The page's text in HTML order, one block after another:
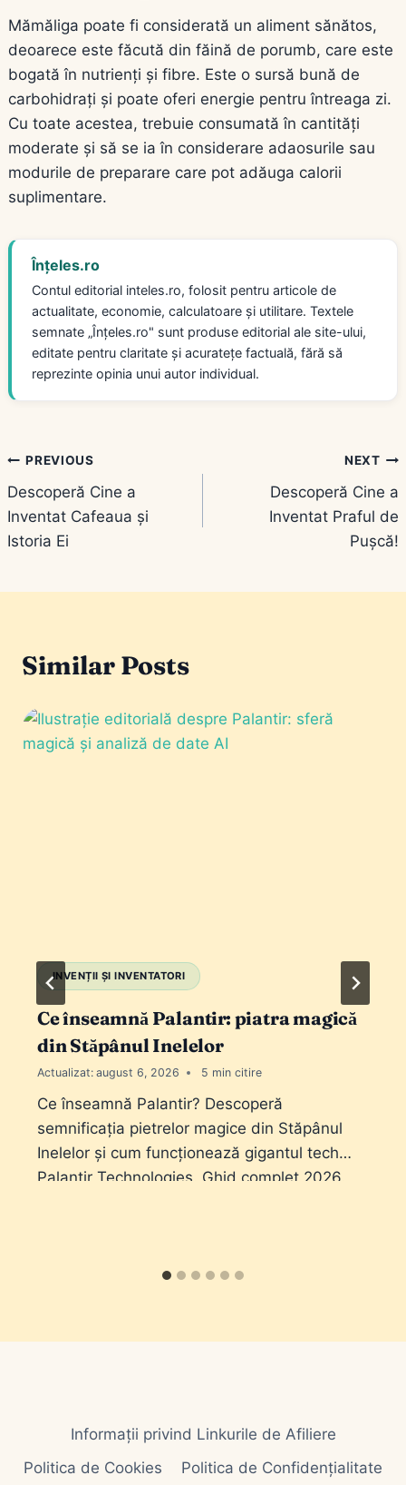
Mămăliga poate fi considerată un aliment sănătos,
deoarece este făcută din făină de porumb, care este
bogată în nutrienți și fibre. Este o sursă bună de
carbohidrați și poate oferi energie pentru întreaga zi.
Cu toate acestea, trebuie consumată în cantități
moderate și să se ia în considerare adaosurile sau
modurile de preparare care pot adăuga calorii
suplimentare.
Înțeles.ro
Contul editorial inteles.ro, folosit pentru articole de
actualitate, economie, calculatoare și utilitare. Textele
semnate „Înțeles.ro" sunt produse editorial ale site-ului,
editate pentru claritate și acuratețe factuală, fără să
reprezinte opinia unui autor individual.
Navigare
în
articole
PREVIOUS
Descoperă Cine a
Inventat Cafeaua și
Istoria Ei
NEXT
Descoperă Cine a
Inventat Praful de
Pușcă!
Similar Posts
INVENȚII ȘI INVENTATORI
Ce înseamnă Palantir: piatra magică
din Stăpânul Inelelor
Actualizat: august 6, 2026 5
Ce înseamnă Palantir? Descoperă
semnificația pietrelor magice din Stăpânul
Inelelor și cum funcționează gigantul tech
Palantir Technologies. Ghid complet 2026.
Informații privind Linkurile de Afiliere
Politica de Cookies
Politica de Confidențialitate